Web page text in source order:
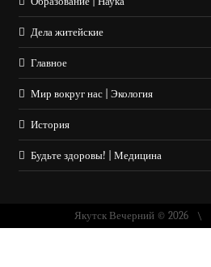
Дела житейские
Главное
Мир вокруг нас | Экология
История
Будьте здоровы! | Медицина
Якутск Вечерний © 2026